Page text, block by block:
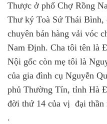
Thược ở phố Chợ Rồng
Thư ký Toà Sứ Thái
chuyên bán hàng vải vóc
Nam Định. Cha tôi tên là
Nội gốc còn mẹ tôi là
của gia đình cụ Nguyễn
phủ Thường Tín, tỉnh Hà
đời thứ 14 của vị đại thần
.